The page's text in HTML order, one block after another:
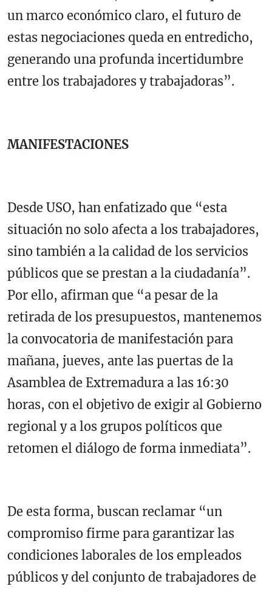
un marco económico claro, el futuro de
estas negociaciones queda en entredicho,
generando una profunda incertidumbre
entre los trabajadores y trabajadoras”.
MANIFESTACIONES
Desde USO, han enfatizado que “esta
situación no solo afecta a los trabajadores,
sino también a la calidad de los servicios
públicos que se prestan a la ciudadanía”.
Por ello, afirman que “a pesar de la
retirada de los presupuestos, mantenemos
la convocatoria de manifestación para
mañana, jueves, ante las puertas de la
Asamblea de Extremadura a las 16:30
horas, con el objetivo de exigir al Gobierno
regional y a los grupos políticos que
retomen el diálogo de forma inmediata”.
De esta forma, buscan reclamar “un
compromiso firme para garantizar las
condiciones laborales de los empleados
públicos y del conjunto de trabajadores de